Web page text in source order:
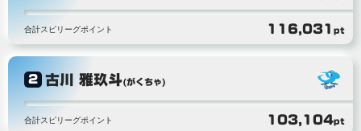
合計スピリーグポイント 116,031 pt
2 古川 雅玖斗(がくちゃ)
合計スピリーグポイント 103,104pt